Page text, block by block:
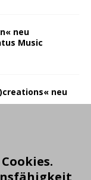
neu
Music
neu